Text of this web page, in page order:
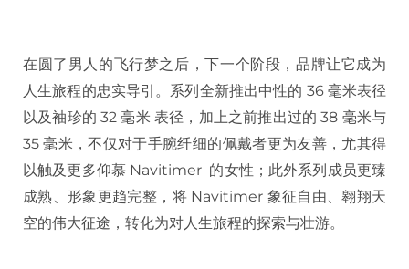
在圆了男人的飞行梦之后，下一个阶段，品牌让它成为
人生旅程的忠实导引。系列全新推出中性的 36 毫米表径
以及袖珍的 32 毫米 表径，加上之前推出过的 38 毫米与
35 毫米，不仅对于手腕纤细的佩戴者更为友善，尤其得
以触及更多仰慕 Navitimer 的女性；此外系列成员更臻
成熟、形象更趋完整，将 Navitimer 象征自由、翱翔天
空的伟大征途，转化为对人生旅程的探索与壮游。